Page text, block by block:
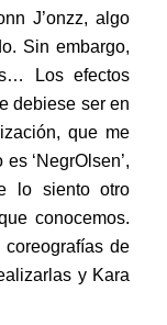
J’onzz, algo
Sin embargo,
Los efectos
debiese ser en
que me
‘NegrOlsen’,
lo siento otro
conocemos.
de
y Kara